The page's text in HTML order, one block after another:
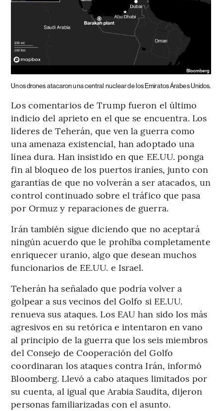
Unos drones atacaron una central nuclear de los Emiratos Árabes Unidos.
Los comentarios de Trump fueron el último
indicio del aprieto en el que se encuentra. Los
líderes de Teherán, que ven la guerra como
una amenaza existencial, han adoptado una
línea dura. Han insistido en que EE.UU. ponga
fin al bloqueo de los puertos iraníes, junto con
garantías de que no volverán a ser atacados, un
control continuado sobre el tráfico que pasa
por Ormuz y reparaciones de guerra.
Irán también sigue diciendo que no aceptará
ningún acuerdo que le prohíba completamente
enriquecer uranio, algo que desean muchos
funcionarios de EE.UU. e Israel.
Teherán ha señalado que podría volver a
golpear a sus vecinos del Golfo si EE.UU.
renueva sus ataques. Los EAU han sido los más
agresivos en su retórica e intentaron en vano
al principio de la guerra que los seis miembros
del Consejo de Cooperación del Golfo
coordinaran los ataques contra Irán, informó
Bloomberg. Llevó a cabo ataques limitados por
su cuenta, al igual que Arabia Saudita, dijeron
personas familiarizadas con el asunto.